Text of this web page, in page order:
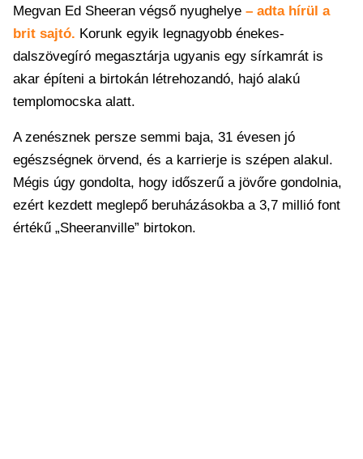
Megvan Ed Sheeran végső nyughelye – adta hírül a
brit sajtó. Korunk egyik legnagyobb énekes-
dalszövegíró megasztárja ugyanis egy sírkamrát is
akar építeni a birtokán létrehozandó, hajó alakú
templomocska alatt.
A zenésznek persze semmi baja, 31 évesen jó
egészségnek örvend, és a karrierje is szépen alakul.
Mégis úgy gondolta, hogy időszerű a jövőre gondolnia,
ezért kezdett meglepő beruházásokba a 3,7 millió font
értékű „Sheeranville” birtokon.